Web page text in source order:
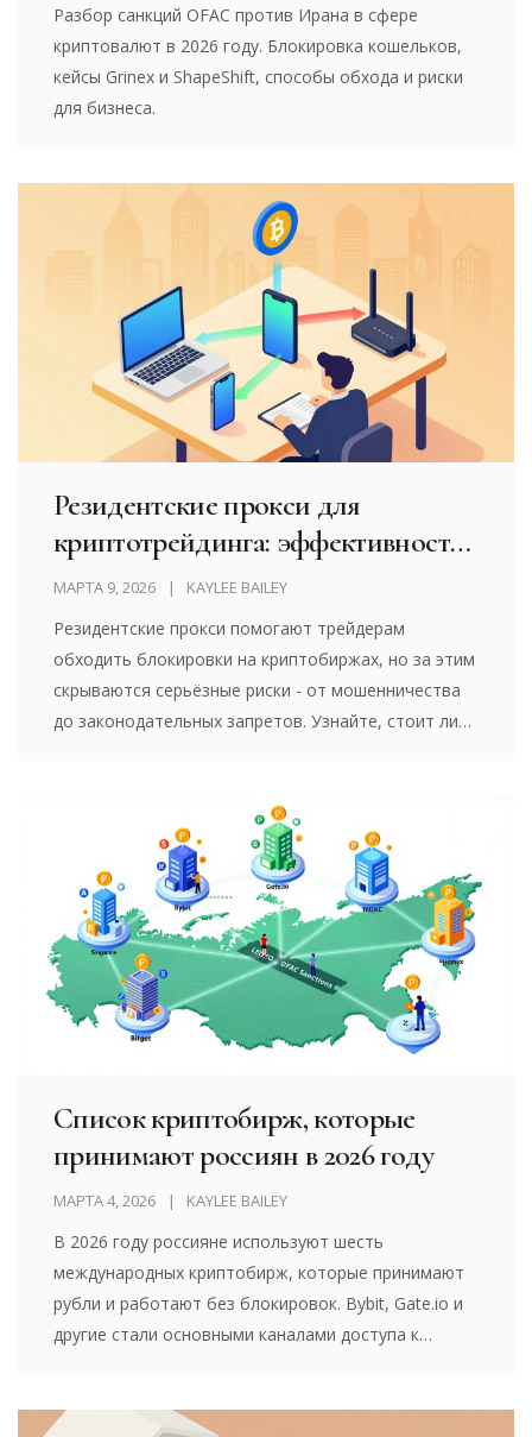
Разбор санкций OFAC против Ирана в сфере
криптовалют в 2026 году. Блокировка кошельков,
кейсы Grinex и ShapeShift, способы обхода и риски
для бизнеса.
Резидентские прокси для
криптотрейдинга: эффективность
и риски
МАРТА 9, 2026 KAYLEE BAILEY
Резидентские прокси помогают трейдерам
обходить блокировки на криптобиржах, но за этим
скрываются серьёзные риски - от мошенничества
до законодательных запретов. Узнайте, стоит ли
Список криптобирж, которые
принимают россиян в 2026 году
МАРТА 4, 2026 KAYLEE BAILEY
В 2026 году россияне используют шесть
международных криптобирж, которые принимают
рубли и работают без блокировок. Bybit, Gate.io и
другие стали основными каналами доступа к
инструмент для международных переводов.